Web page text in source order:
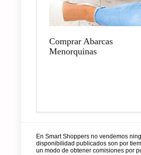
Comprar Abarcas
Menorquinas
En Smart Shoppers no vendemos
disponibilidad publicados son por
un modo de obtener comisiones por